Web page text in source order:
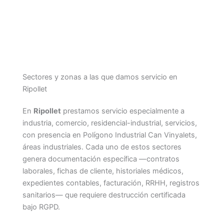
Sectores y zonas a las que damos servicio en
Ripollet
En Ripollet prestamos servicio especialmente a
industria, comercio, residencial-industrial, servicios,
con presencia en Polígono Industrial Can Vinyalets,
áreas industriales. Cada uno de estos sectores
genera documentación específica —contratos
laborales, fichas de cliente, historiales médicos,
expedientes contables, facturación, RRHH, registros
sanitarios— que requiere destrucción certificada
bajo RGPD.